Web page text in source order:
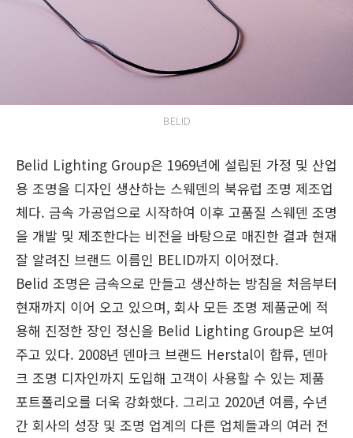
BELID
Belid Lighting Group은 1969년에 설립된 가정 및 산업
용 조명을 디자인 생산하는 스웨덴의 북유럽 조명 제조업
체다. 금속 가공업으로 시작하여 이후 고품질 스웨덴 조명
을 개발 및 제조한다는 비전을 바탕으로 매진한 결과 현재
잘 알려진 브랜드 이름인 BELID까지 이어졌다.
Belid 조명은 금속으로 만들고 생산하는 방침을 처음부터
현재까지 이어 오고 있으며, 회사 모든 조명 제품군에 적
용해 진정한 장인 정신을 Belid Lighting Group은 보여
주고 있다. 2008년 덴마크 브랜드 Herstal이 합류, 덴마
크 조명 디자인까지 도입해 고객이 사용할 수 있는 제품
포트폴리오를 더욱 강화했다. 그리고 2020년 여름, 수년
간 회사의 성장 및 조명 업계의 다른 업체들과의 여러 전